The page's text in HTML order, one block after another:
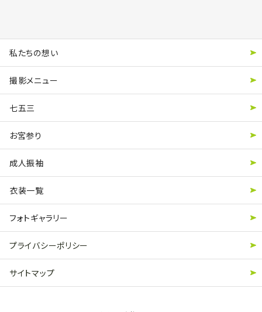
私たちの想い
撮影メニュー
七五三
お宮参り
成人振袖
衣装一覧
フォトギャラリー
プライバシーポリシー
サイトマップ